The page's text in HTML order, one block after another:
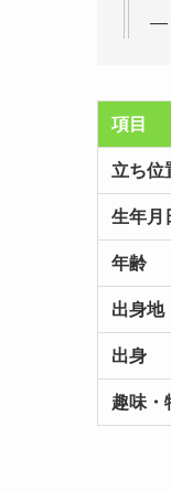
—
項目
立ち位
生年月
年齢
出身地
出身
趣味・